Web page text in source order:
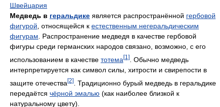
Швейцария
Медведь в геральдике является распространённой гербовой
фигурой, относящейся к естественным негеральдическим
фигурам. Распространение медведя в качестве гербовой
фигуры среди германских народов связано, возможно, с его
использованием в качестве тотема [1]
. Обычно медведь
интерпретируется как символ силы, хитрости и свирепости в
защите отечества[2]
. Традиционно бурый медведь в геральдике
передаётся чёрной эмалью (как наиболее близкой к
натуральному цвету).